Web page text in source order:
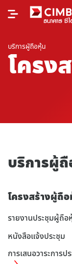
บริการผูัถือหุ้น
โครง
บริการผู้
โครงสร้างผู้ถื
รายงานประชุมผู้ถือ
หนังสือแจ้งประชุม
การเสนอวาระการ